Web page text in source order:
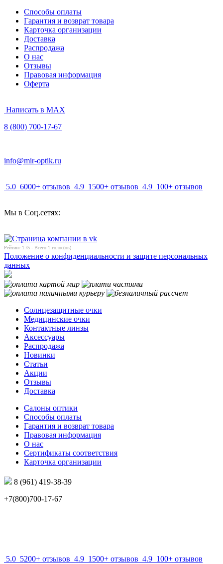
Способы оплаты
Гарантия и возврат товара
Карточка организации
Доставка
Распродажа
О нас
Отзывы
Правовая информация
Оферта
Написать в MAX
8 (800) 700-17-67
info@mir-optik.ru
5.0 6000+ отзывов 4.9 1500+ отзывов 4.9 100+ отзывов
Мы в Соц.сетях:
Рейтинг 1 /5 - Всего 1 голос(ов)
Положение о конфиденциальности и защите персональных
данных
Солнцезащитные очки
Медицинские очки
Контактные линзы
Аксессуары
Распродажа
Новинки
Статьи
Акции
Отзывы
Доставка
Салоны оптики
Способы оплаты
Гарантия и возврат товара
Правовая информация
О нас
Сертификаты соответствия
Карточка организации
8 (961) 419-38-39
+7(800)700-17-67
5.0 5200+ отзывов 4.9 1500+ отзывов 4.9 100+ отзывов